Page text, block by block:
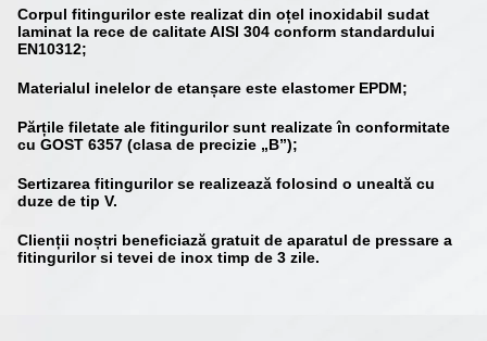
Corpul fitingurilor este realizat din oțel inoxidabil sudat
laminat la rece de calitate AISI 304 conform standardului
EN10312;
Materialul inelelor de etanșare este elastomer EPDM;
Părțile filetate ale fitingurilor sunt realizate în conformitate
cu GOST 6357 (clasa de precizie „B”);
Sertizarea fitingurilor se realizează folosind o unealtă cu
duze de tip V.
Clienții noștri beneficiază gratuit de aparatul de pressare a
fitingurilor si tevei de inox timp de 3 zile.